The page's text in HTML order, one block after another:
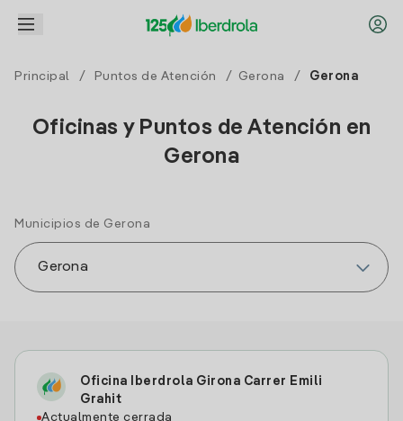
Principal / Puntos de Atención / Gerona / Gerona
Oficinas y Puntos de Atención en
Gerona
Municipios de Gerona
Oficina Iberdrola Girona Carrer Emili
Grahit
Actualmente cerrada